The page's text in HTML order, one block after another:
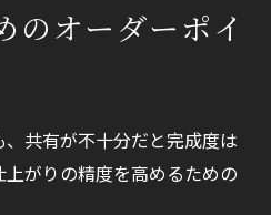
のオーダーポイ
共有が不十分だと完成度は
がりの精度を高めるための